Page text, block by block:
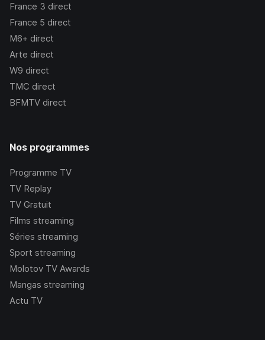
France 3 direct
France 5 direct
M6+ direct
Arte direct
W9 direct
TMC direct
BFMTV direct
Nos programmes
Programme TV
TV Replay
TV Gratuit
Films streaming
Séries streaming
Sport streaming
Molotov TV Awards
Mangas streaming
Actu TV